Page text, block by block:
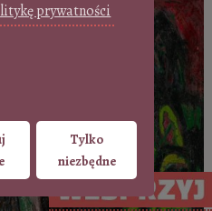
prywatności
Tylko
niezbędne